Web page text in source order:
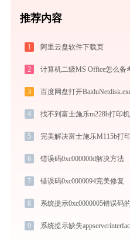
推荐内容
1 阿里云盘软件下载页
2
3
4
5
6 错误码0xc000000d解决方法
7 错误码0xc0000094完美修复
8 系统提示0xc0000005错误码
9 系统提示缺失